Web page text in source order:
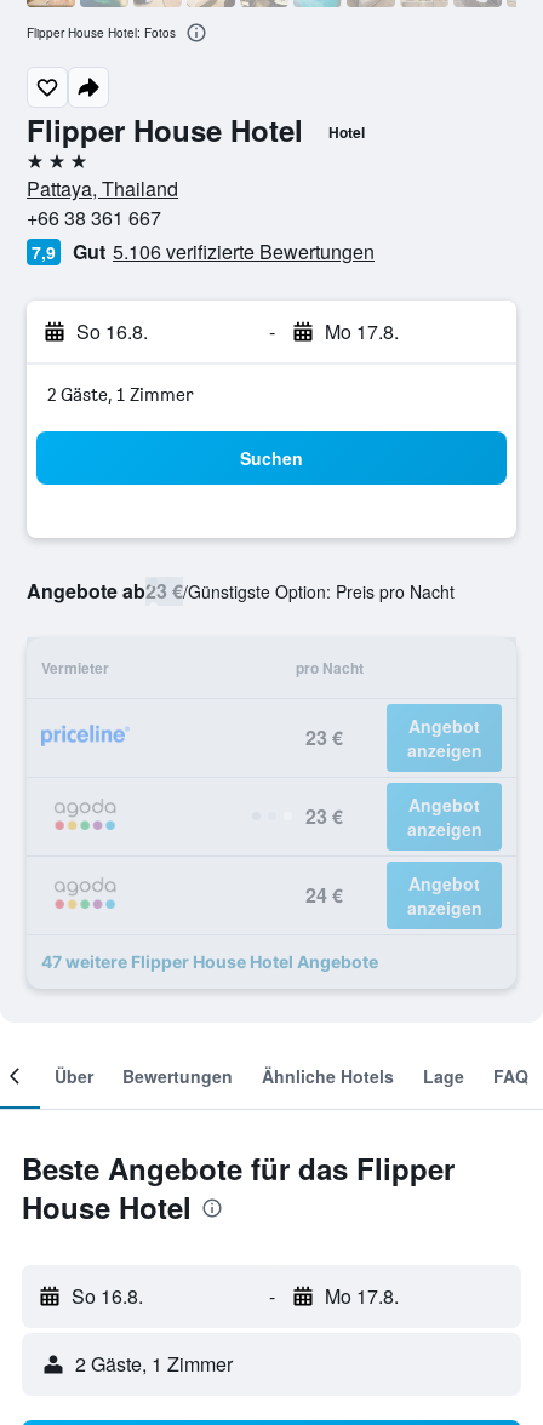
Flipper House Hotel Hotel
3 Sterne
Pattaya, Thailand
+66 38 361 667
7,9 Gut 5.106 verifizierte Bewertungen
So 16.8. - Mo 17.8.
2 Gäste, 1 Zimmer
Suchen
Angebote ab23 €/Günstigste Option: Preis pro Nacht
Vermieter pro Nacht
23 €
Angebot
anzeigen
23 €
Angebot
anzeigen
24 €
Angebot
anzeigen
47 weitere Flipper House Hotel Angebote
Flipper House Hotel: Fotos
Über Bewertungen Ähnliche Hotels Lage FAQ
Beste Angebote für das Flipper
House Hotel
So 16.8. - Mo 17.8.
2 Gäste, 1 Zimmer